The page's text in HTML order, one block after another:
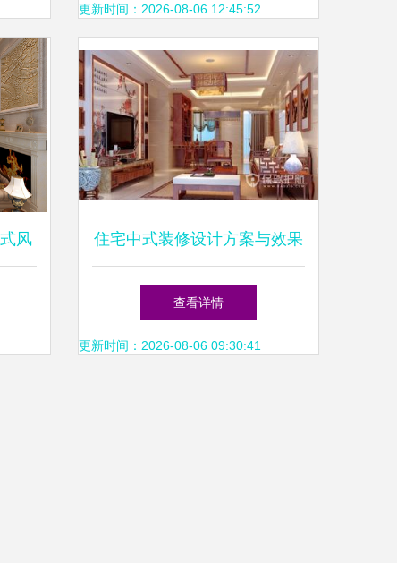
更新时间：2026-08-06 12:45:52
风
适
住宅中式装修设计方案与效果
图解析 营造古典雅致的家居
空间
查看详情
更新时间：2026-08-06 09:30:41